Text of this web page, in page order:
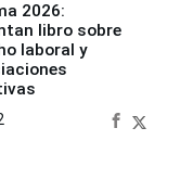
2026:
libro sobre
laboral y